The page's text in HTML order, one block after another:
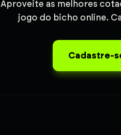
Aproveite as melhores
jogo do bicho online.
Cadastre-